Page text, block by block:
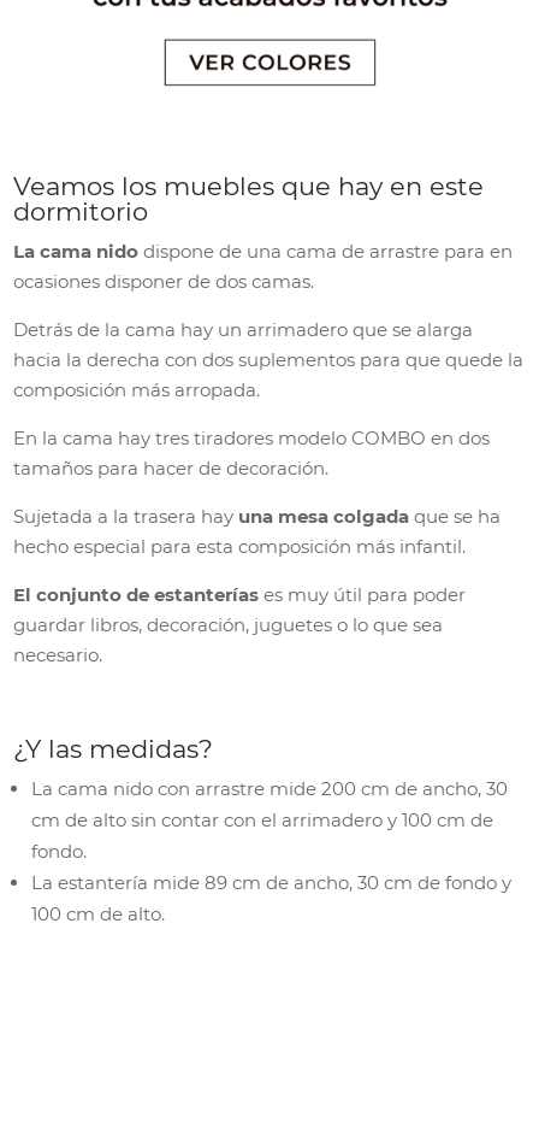
Veamos los muebles que hay en este
dormitorio
La cama nido dispone de una cama de arrastre para en
ocasiones disponer de dos camas.
Detrás de la cama hay un arrimadero que se alarga
hacia la derecha con dos suplementos para que quede la
composición más arropada.
En la cama hay tres tiradores modelo COMBO en dos
tamaños para hacer de decoración.
Sujetada a la trasera hay una mesa colgada que se ha
hecho especial para esta composición más infantil.
El conjunto de estanterías es muy útil para poder
guardar libros, decoración, juguetes o lo que sea
necesario.
¿Y las medidas?
La cama nido con arrastre mide 200 cm de ancho, 30
cm de alto sin contar con el arrimadero y 100 cm de
fondo.
La estantería mide 89 cm de ancho, 30 cm de fondo y
100 cm de alto.